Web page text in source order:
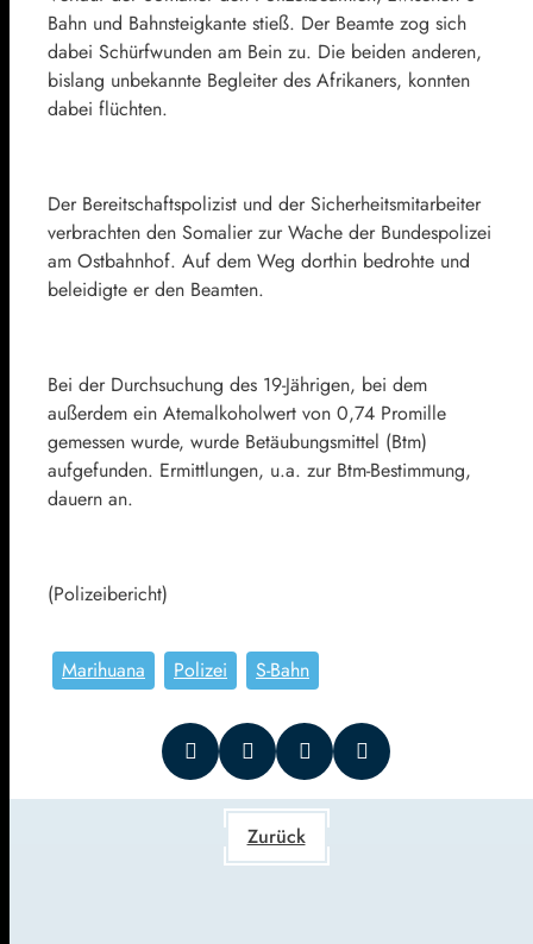
Bahn und Bahnsteigkante stieß. Der Beamte zog sich
dabei Schürfwunden am Bein zu. Die beiden anderen,
bislang unbekannte Begleiter des Afrikaners, konnten
dabei flüchten.
Der Bereitschaftspolizist und der Sicherheitsmitarbeiter
verbrachten den Somalier zur Wache der Bundespolizei
am Ostbahnhof. Auf dem Weg dorthin bedrohte und
beleidigte er den Beamten.
Bei der Durchsuchung des 19-Jährigen, bei dem
außerdem ein Atemalkoholwert von 0,74 Promille
gemessen wurde, wurde Betäubungsmittel (Btm)
aufgefunden. Ermittlungen, u.a. zur Btm-Bestimmung,
dauern an.
(Polizeibericht)
Marihuana Polizei S-Bahn
Zurück